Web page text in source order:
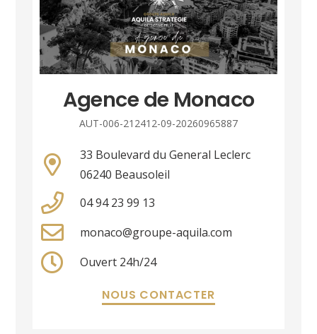
Agence de Monaco
AUT-006-212412-09-20260965887
33 Boulevard du General Leclerc
06240 Beausoleil
04 94 23 99 13
monaco@groupe-aquila.com
Ouvert 24h/24
NOUS CONTACTER